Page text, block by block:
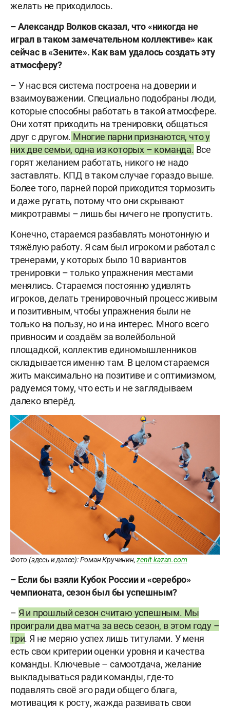
желать не приходилось.
– Александр Волков сказал, что «никогда не
играл в таком замечательном коллективе» как
сейчас в «Зените». Как вам удалось создать эту
атмосферу?
– У нас вся система построена на доверии и
взаимоуважении. Специально подобраны люди,
которые способны работать в такой атмосфере.
Они хотят приходить на тренировки, общаться
друг с другом. Многие парни признаются, что у
них две семьи, одна из которых – команда. Все
горят желанием работать, никого не надо
заставлять. КПД в таком случае гораздо выше.
Более того, парней порой приходится тормозить
и даже ругать, потому что они скрывают
микротравмы – лишь бы ничего не пропустить.
Конечно, стараемся разбавлять монотонную и
тяжёлую работу. Я сам был игроком и работал с
тренерами, у которых было 10 вариантов
тренировки – только упражнения местами
менялись. Стараемся постоянно удивлять
игроков, делать тренировочный процесс живым
и позитивным, чтобы упражнения были не
только на пользу, но и на интерес. Много всего
привносим и создаём за волейбольной
площадкой, коллектив единомышленников
складывается именно там. В целом стараемся
жить максимально на позитиве и с оптимизмом,
радуемся тому, что есть и не заглядываем
далеко вперёд.
Фото (здесь и далее): Роман Кручинин,zenit-kazan.com
– Если бы взяли Кубок России и «серебро»
чемпионата, сезон был бы успешным?
– Я и прошлый сезон считаю успешным. Мы
проиграли два матча за весь сезон, в этом году –
три. Я не меряю успех лишь титулами. У меня
есть свои критерии оценки уровня и качества
команды. Ключевые – самоотдача, желание
выкладываться ради команды, где-то
подавлять своё эго ради общего блага,
мотивация к росту, жажда развивать свои